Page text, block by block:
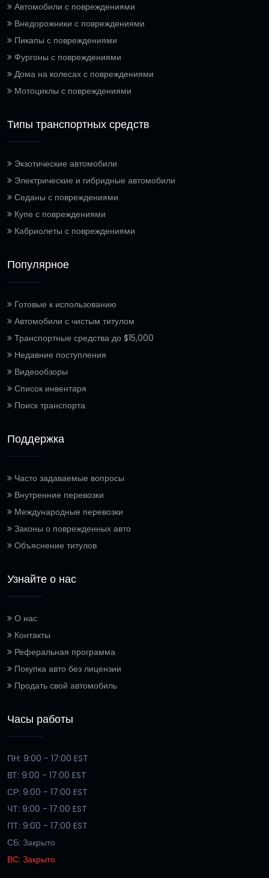
Автомобили с повреждениями
Внедорожники с повреждениями
Пикапы с повреждениями
Фургоны с повреждениями
Дома на колесах с повреждениями
Мотоциклы с повреждениями
Типы транспортных средств
Экзотические автомобили
Электрические и гибридные автомобили
Седаны с повреждениями
Купе с повреждениями
Кабриолеты с повреждениями
Популярное
Готовые к использованию
Автомобили с чистым титулом
Транспортные средства до $15,000
Недавние поступления
Видеообзоры
Список инвентаря
Поиск транспорта
Поддержка
Часто задаваемые вопросы
Внутренние перевозки
Международные перевозки
Законы о поврежденных авто
Объяснение титулов
Узнайте о нас
О нас
Контакты
Реферальная программа
Покупка авто без лицензии
Продать свой автомобиль
Часы работы
ПН: 9:00 - 17:00 EST
ВТ: 9:00 - 17:00 EST
СР: 9:00 - 17:00 EST
ЧТ: 9:00 - 17:00 EST
ПТ: 9:00 - 17:00 EST
СБ: Закрыто
ВС: Закрыто